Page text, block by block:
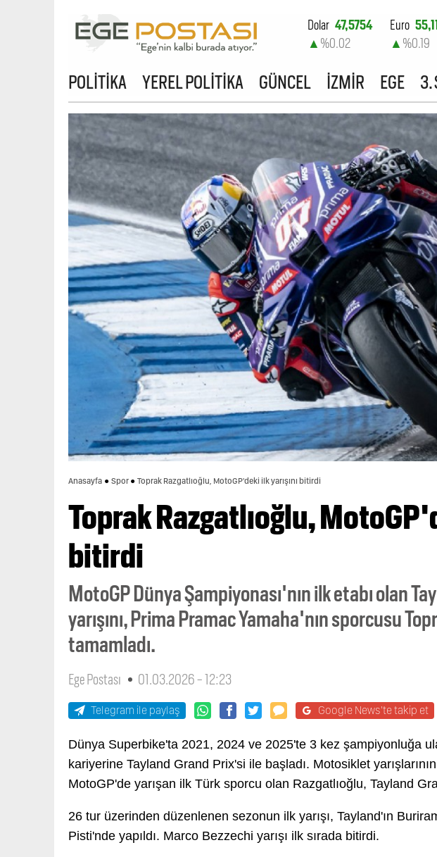
Dolar 47,5754
▲ %0.02
Euro
▲ %0.19
POLİTİKA YEREL POLİTİKA GÜNCEL İZMİR EGE 3.
Anasayfa Spor Toprak Razgatlıoğlu, MotoGP'deki ilk yarışını bitirdi
Toprak Razgatlıoğlu,
bitirdi
MotoGP Dünya Şampiyonası'nın ilk etabı olan
yarışını, Prima Pramac Yamaha'nın sporcusu
tamamladı.
Ege Postası 01.03.2026 - 12:23
Telegram ile paylaş Google News'te takip et
Dünya Superbike'ta 2021, 2024 ve 2025'te 3 kez şampiyonluğa
kariyerine Tayland Grand Prix'si ile başladı. Motosiklet
MotoGP'de yarışan ilk Türk sporcu olan Razgatlıoğlu, Tayland
26 tur üzerinden düzenlenen sezonun ilk yarışı, Tayland'ın
Pisti'nde yapıldı. Marco Bezzechi yarışı ilk sırada bitirdi.